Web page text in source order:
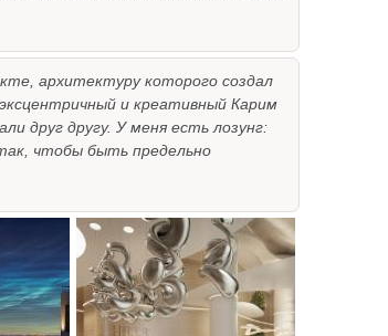
архитектуру которого создал
и креативный Карим
друг другу. У меня есть лозунг:
чтобы быть предельно